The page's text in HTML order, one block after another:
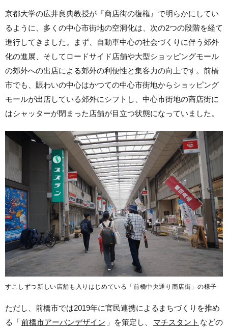
京都大学の広井良典教授が『商店街の復権』で明らかにしてい
るように、多くの中心市街地の空洞化は、次の2つの段階を経て
進行してきました。まず、自動車中心の社会づくりに伴う郊外
化の進展、そしてロードサイド店舗や大型ショッピングモール
の郊外への出店による郊外の利便性と集客力の向上です。前橋
市でも、賑わいの中心はかつての中心市街地からショッピング
モールが出店している郊外にシフトし、中心市街地の商店街に
はシャッターが閉まった店舗が目立つ状態になっていました。
すこしずつ新しい店舗も入りはじめている「前橋中央通り商店街」の様子
ただし、前橋市では2019年に官民連携によるまちづくりを推め
る「前橋市アーバンデザイン 」を策定し、 マチスタント などの